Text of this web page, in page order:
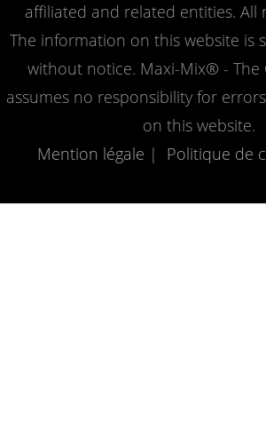
affiliated and related entities. All
The information on this website is
without notice. Maxi-Mix® - The
assumes no responsibility for
on this website.
Mention légale | Politique de